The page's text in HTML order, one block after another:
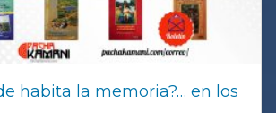
habita la memoria?… en los